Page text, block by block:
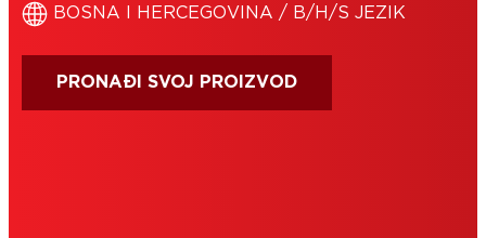
BOSNA I HERCEGOVINA / B/H/S JEZIK
PRONAĐI SVOJ PROIZVOD